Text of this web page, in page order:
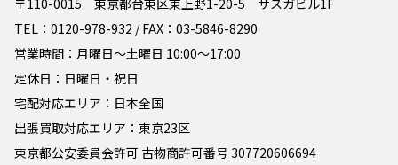
TEL：0120-978-932 / FAX：03-5846-8290
営業時間：月曜日～土曜日 10:00～17:00
定休日：日曜日・祝日
宅配対応エリア：日本全国
出張買取対応エリア：東京23区
東京都公安委員会許可 古物商許可番号 307720606694